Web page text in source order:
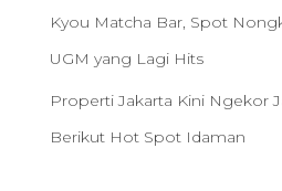
Kyou Matcha Bar, Spot
UGM yang Lagi Hits
Properti Jakarta Kini Ngekor
Berikut Hot Spot Idaman